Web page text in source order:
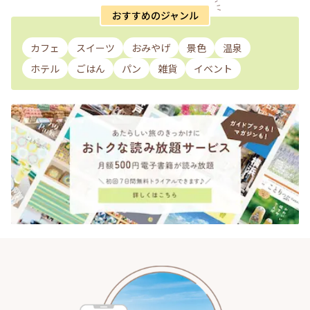
おすすめのジャンル
カフェ スイーツ おみやげ 景色
温泉
ホテル
ごはん パン 雑貨 イベント